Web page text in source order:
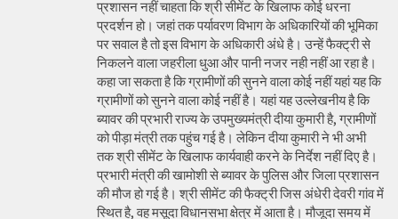
प्रशासन नहीं चाहता कि श्री सीमेंट के खिलाफ कोई धरना
प्रदर्शन हो। जहां तक पर्यावरण विभाग के अधिकारियों की भूमिका
पर सवाल है तो इस विभाग के अधिकारी अंधे है। उन्हें फैक्ट्री से
निकलने वाला जहरीला धुआ और पानी नजर नही नहीं आ रहा है।
कहा जा सकता है कि ग्रामीणों की सुनने वाला कोई नहीं यहां यह कि
ग्रामीणों को सुनने वाला कोई नहीं है। यहां यह उल्लेखनीय है कि
ब्यावर की प्रभारी राज्य के उपमुख्यमंत्री दीया कुमारी है, ग्रामीणों
को पीड़ा मंत्री तक पहुंच गई है। लेकिन दीया कुमारी ने भी अभी
तक श्री सीमेंट के खिलाफ कार्यवाही करने के निर्देश नहीं दिए है।
प्रभारी मंत्री की खामोशी से ब्यावर के पुलिस और जिला प्रशासन
की मौज हो गई है। श्री सीमेंट की फैक्ट्री जिस अंधेरी देवरी गांव में
स्थित है, वह मसूदा विधानसभा क्षेत्र में आता है। मौजूदा समय में